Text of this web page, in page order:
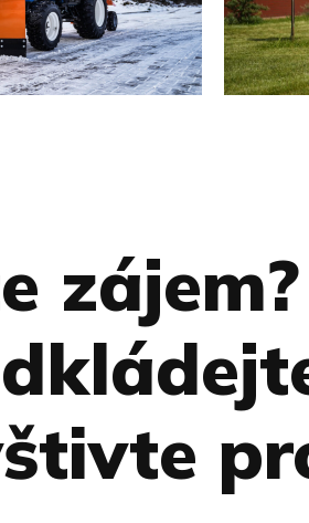
zájem?